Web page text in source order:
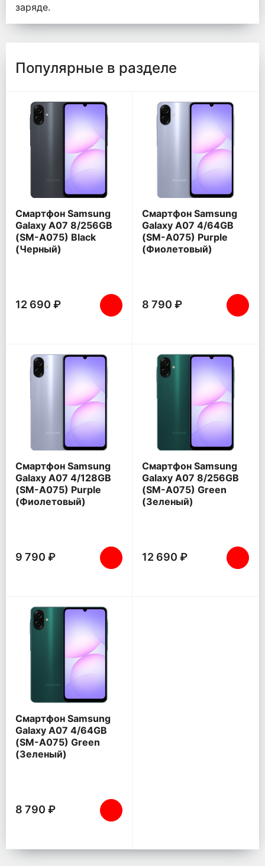
заряде.
Популярные в разделе
Смартфон Samsung
Galaxy A07 8/256GB
(SM-A075) Black
(Черный)
12 690 ₽
Смартфон Samsung
Galaxy A07 4/64GB
(SM-A075) Purple
(Фиолетовый)
8 790 ₽
Смартфон Samsung
Galaxy A07 4/128GB
(SM-A075) Purple
(Фиолетовый)
9 790 ₽
Смартфон Samsung
Galaxy A07 8/256GB
(SM-A075) Green
(Зеленый)
12 690 ₽
Смартфон Samsung
Galaxy A07 4/64GB
(SM-A075) Green
(Зеленый)
8 790 ₽